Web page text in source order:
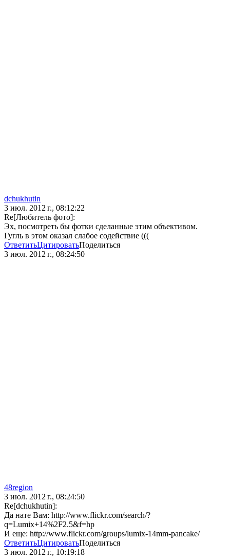
dchukhutin
3 июл. 2012 г., 08:12:22
Re[Любитель фото]:
Эх, посмотреть бы фотки сделанные этим объективом.
Гугль в этом оказал слабое содействие (((
ОтветитьЦитироватьПоделиться
3 июл. 2012 г., 08:24:50
48region
3 июл. 2012 г., 08:24:50
Re[dchukhutin]:
Да нате Вам: http://www.flickr.com/search/?
q=Lumix+14%2F2.5&f=hp
И еще: http://www.flickr.com/groups/lumix-14mm-pancake/
ОтветитьЦитироватьПоделиться
3 июл. 2012 г., 10:19:18